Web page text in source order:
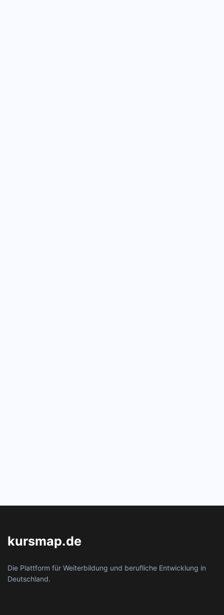
kursmap.de
Die Plattform für Weiterbildung und berufliche Entwicklung in
Deutschland.